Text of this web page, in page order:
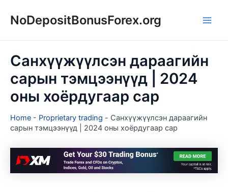
NoDepositBonusForex.org
Санхүүжүүлсэн дараагийн
сарын тэмцээнүүд | 2024
оны хоёрдугаар сар
Home - Proprietary trading - Санхүүжүүлсэн дараагийн
сарын тэмцээнүүд | 2024 оны хоёрдугаар сар